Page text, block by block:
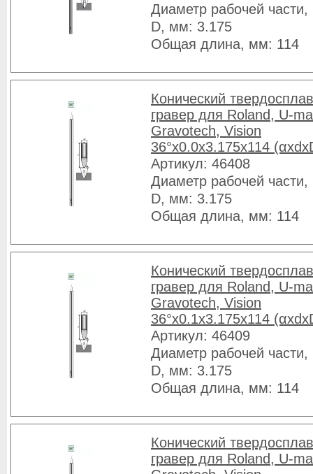
Диаметр рабочей
D, мм: 3.175
Общая длина, мм: 114
Конический
гравер для Roland, U-
Gravotech, Vision
36°x0.0x3.175x114
Артикул: 46408
Диаметр рабочей
D, мм: 3.175
Общая длина, мм: 114
Конический
гравер для Roland, U-
Gravotech, Vision
36°x0.1x3.175x114
Артикул: 46409
Диаметр рабочей
D, мм: 3.175
Общая длина, мм: 114
Конический
гравер для Roland, U-